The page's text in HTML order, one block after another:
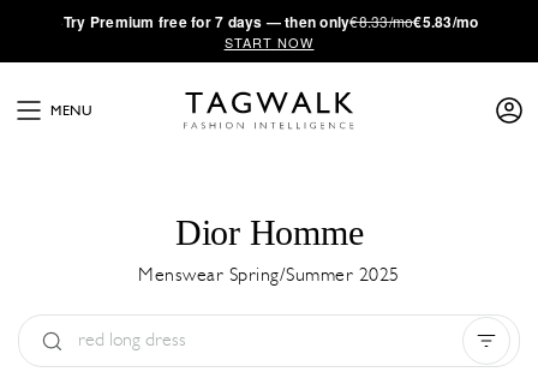
·Try Premium free for 7 days — then only€8.33/mo€5.83/mo
START NOW
MENU
Dior Homme
Menswear Spring/Summer 2025